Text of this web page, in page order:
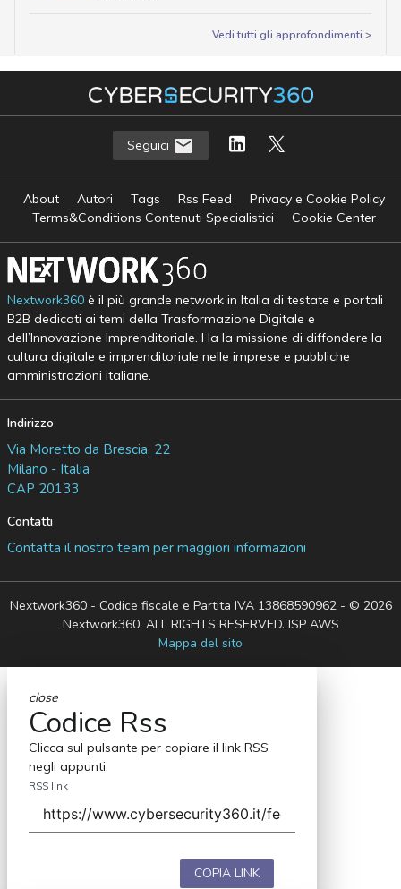
Vedi tutti gli approfondimenti >
Seguici
About Autori Tags Rss Feed
Privacy e Cookie Policy
Terms&Conditions Contenuti Specialistici
Cookie Center
Nextwork360è il più grande network in Italia di testate e portali
B2B dedicati ai temi della Trasformazione Digitale e
dell’Innovazione Imprenditoriale. Ha la missione di diffondere la
cultura digitale e imprenditoriale nelle imprese e pubbliche
amministrazioni italiane.
Indirizzo
Via Moretto da Brescia, 22
Milano - Italia
CAP 20133
Contatti
Contatta il nostro team per maggiori informazioni
Nextwork360 - Codice fiscale e Partita IVA 13868590962 - © 2026
Nextwork360. ALL RIGHTS RESERVED. ISP AWS
Mappa del sito
close
Codice Rss
Clicca sul pulsante per copiare il link RSS
negli appunti.
RSS link
COPIA LINK